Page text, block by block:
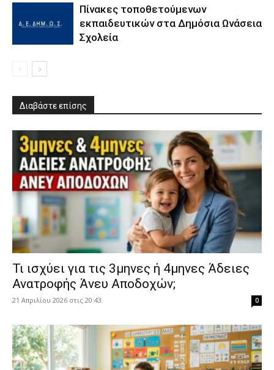
Πίνακες τοποθετούμενων
εκπαιδευτικών στα Δημόσια Ωνάσεια
Σχολεία
Διαβάστε επίσης
​Τι ισχύει για τις 3μηνες ή 4μηνες Άδειες
Ανατροφής Άνευ Αποδοχών;
21 Απριλίου 2026 στις 20:43 0